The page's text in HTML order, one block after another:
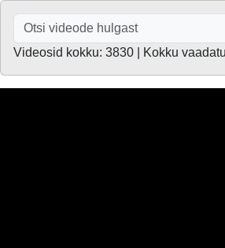
Videosid kokku: 3830 | Kokku